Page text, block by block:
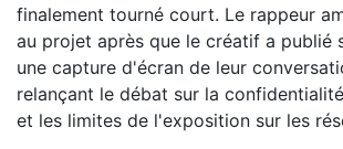
finalement tourné court. Le rappeur
au projet après que le créatif a publié
une capture d'écran de leur
relançant le débat sur la
et les limites de l'exposition sur les